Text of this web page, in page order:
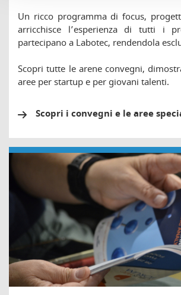
Un ricco programma di focus,
arricchisce l’esperienza di tutti i
partecipano a Labotec, rendendola
Scopri tutte le arene convegni,
aree per startup e per giovani talenti.
Scopri i convegni e le aree